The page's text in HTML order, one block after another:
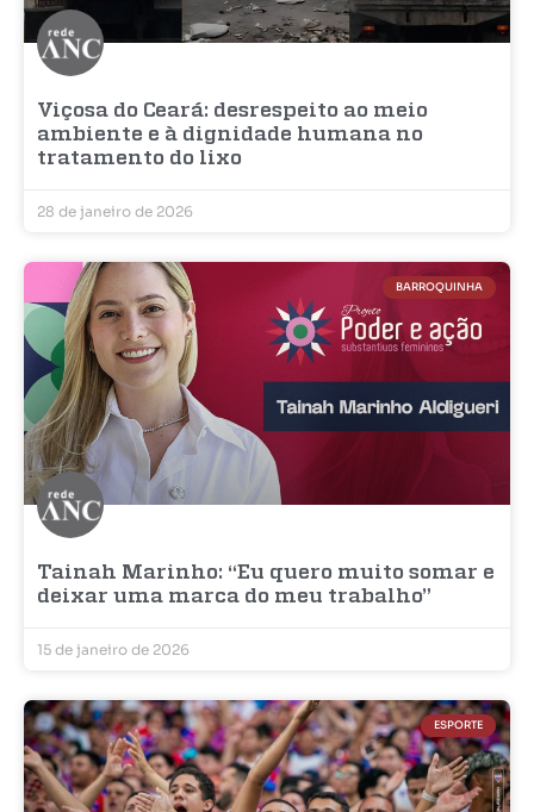
Viçosa do Ceará: desrespeito ao meio
ambiente e à dignidade humana no
tratamento do lixo
28 de janeiro de 2026
BARROQUINHA
Tainah Marinho: “Eu quero muito somar e
deixar uma marca do meu trabalho”
15 de janeiro de 2026
ESPORTE